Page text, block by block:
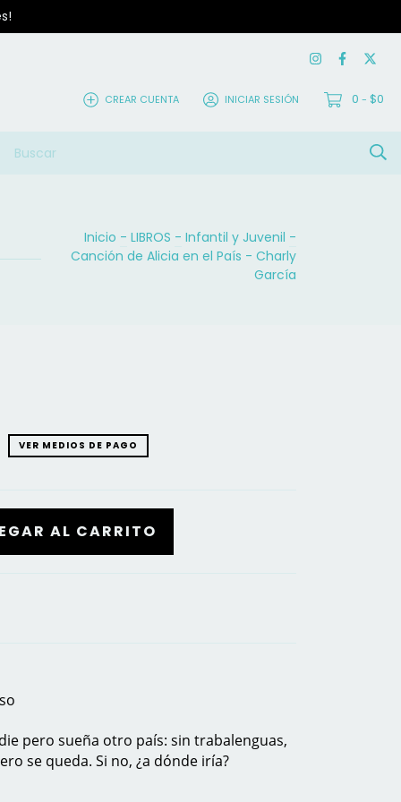
CREAR CUENTA INICIAR SESIÓN 0 - $0
Inicio - LIBROS - Infantil y Juvenil -
Canción de Alicia en el País - Charly
García
VER MEDIOS DE PAGO
pero sueña otro país: sin trabalenguas,
se queda. Si no, ¿a dónde iría?